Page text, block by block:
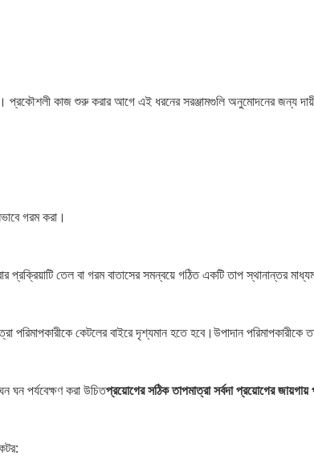
প্রকৌশলী কাজ শুরু করার আগে এই ধরনের সরঞ্জামগুলি অনুমোদনের জন্য
গরম করা।
তেল বা গরম বাতাসের সমন্বয়ে গঠিত একটি তাপ স্থানান্তর
পরিমাপকারীকে কেটলের বাইরে দৃশ্যমান হতে হবে।উপাদান
ঘন পর্যবেক্ষণ করা উচিতপ্রয়োগের সঠিক তাপমাত্রা সর্বদা প্রয়োগের জায়গায়